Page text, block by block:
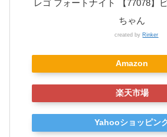
レゴ フォートナイト 【77078】
ちゃん
created by Rinker
Amazon
楽天市場
Yahooショッピン